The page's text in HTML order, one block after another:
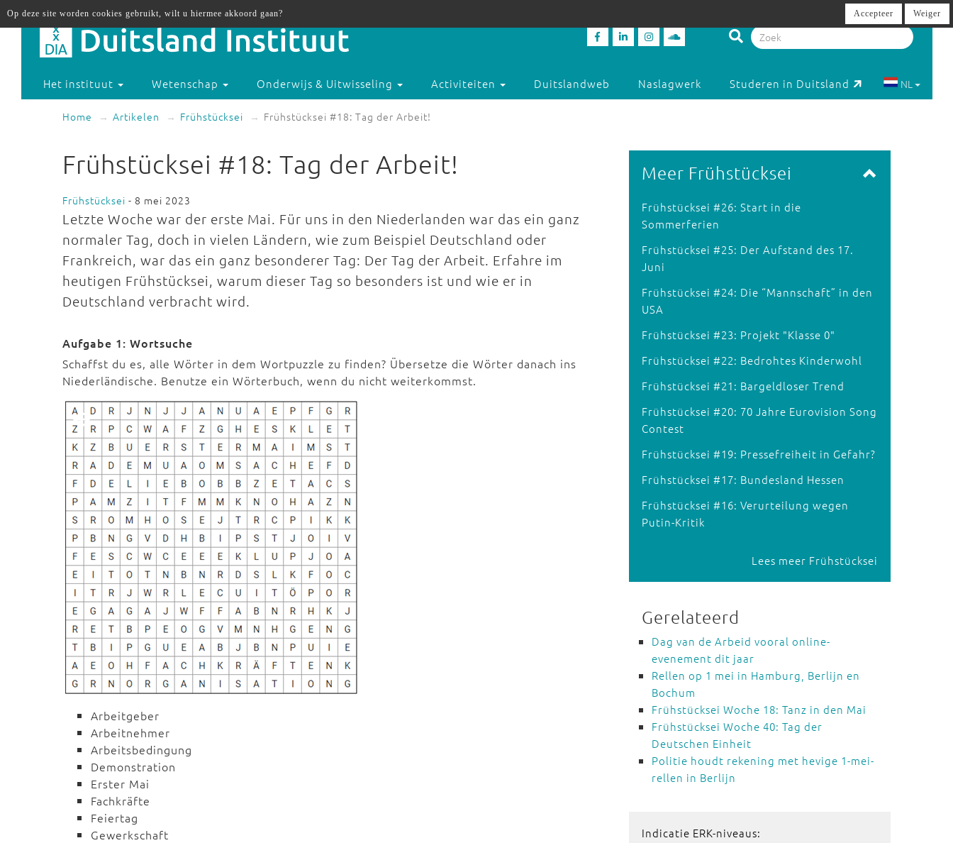
Het instituut Wetenschap Onderwijs & Uitwisseling Activiteiten Duitslandweb Naslagwerk Studeren in Duitsland NL
Home Artikelen Frühstücksei Frühstücksei #18: Tag der Arbeit!
Frühstücksei #18: Tag der Arbeit!
Frühstücksei - 8 mei 2023
Letzte Woche war der erste Mai. Für uns in den Niederlanden war das ein ganz
normaler Tag, doch in vielen Ländern, wie zum Beispiel Deutschland oder
Frankreich, war das ein ganz besonderer Tag: Der Tag der Arbeit. Erfahre im
heutigen Frühstücksei, warum dieser Tag so besonders ist und wie er in
Deutschland verbracht wird.
Aufgabe 1: Wortsuche
Schaffst du es, alle Wörter in dem Wortpuzzle zu finden? Übersetze die Wörter danach ins
Niederländische. Benutze ein Wörterbuch, wenn du nicht weiterkommst.
Arbeitgeber
Arbeitnehmer
Arbeitsbedingung
Demonstration
Erster Mai
Fachkräfte
Feiertag
Gewerkschaft
Meer Frühstücksei
Frühstücksei #26: Start in die
Sommerferien
Frühstücksei #25: Der Aufstand des 17.
Juni
Frühstücksei #24: Die “Mannschaft” in den
USA
Frühstücksei #23: Projekt "Klasse 0"
Frühstücksei #22: Bedrohtes Kinderwohl
Frühstücksei #21: Bargeldloser Trend
Frühstücksei #20: 70 Jahre Eurovision Song
Contest
Frühstücksei #19: Pressefreiheit in Gefahr?
Frühstücksei #17: Bundesland Hessen
Frühstücksei #16: Verurteilung wegen
Putin-Kritik
Lees meer Frühstücksei
Gerelateerd
Dag van de Arbeid vooral online-
evenement dit jaar
Rellen op 1 mei in Hamburg, Berlijn en
Bochum
Frühstücksei Woche 18: Tanz in den Mai
Frühstücksei Woche 40: Tag der
Deutschen Einheit
Politie houdt rekening met hevige 1-mei-
rellen in Berlijn
Indicatie ERK-niveaus:
Op deze site worden cookies gebruikt, wilt u hiermee akkoord gaan? Accepteer Weiger